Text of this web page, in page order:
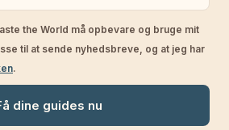
the World må opbevare og bruge mit
til at sende nyhedsbreve, og at jeg har
.
dine guides nu